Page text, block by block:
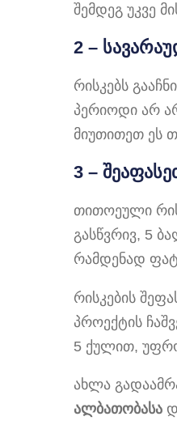
შემდეგ უკვე
2 –
რისკებს
პერიოდი არ
მიუთითეთ ეს
3 –
თითოეული
გასწვრივ, 5
რამდენად
რისკების
პროექტის
5 ქულით,
ახლა
ალბათობასა